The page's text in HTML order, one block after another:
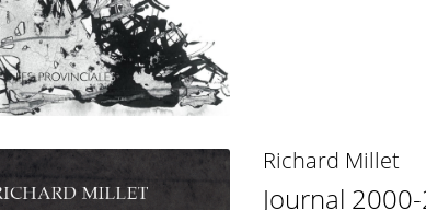
Richard Millet
Journal